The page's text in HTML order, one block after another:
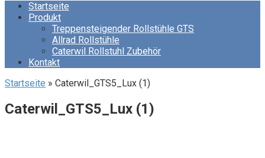
Startseite
Produkt
Treppensteigender Rollstühle GTS
Allrad Rollstühle
Caterwil Rollstuhl Zubehör
Kontakt
Startseite » Caterwil_GTS5_Lux (1)
Caterwil_GTS5_Lux (1)